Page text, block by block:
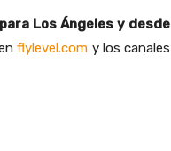
Los Ángeles y desde
flylevel.com y los canales